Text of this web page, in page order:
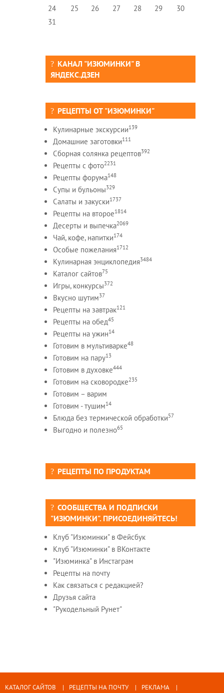
24
25 26 27 28 29
30
31
КАНАЛ "ИЗЮМИНКИ" В
ЯНДЕКС.ДЗЕН
РЕЦЕПТЫ ОТ "ИЗЮМИНКИ"
Кулинарные экскурсии139
Домашние заготовки111
Сборная солянка рецептов392
Рецепты c фото2231
Рецепты форума148
Супы и бульоны329
Салаты и закуски1737
Рецепты на второе1814
Десерты и выпечка2069
Чай, кофе, напитки174
Особые пожелания1712
Кулинарная энциклопедия3484
Каталог сайтов75
Игры, конкурсы372
Вкусно шутим37
Рецепты на завтрак121
Рецепты на обед45
Рецепты на ужин14
Готовим в мультиварке48
Готовим на пару13
Готовим в духовке444
Готовим на сковородке235
Готовим – варим
Готовим - тушим14
Блюда без термической обработки57
Выгодно и полезно65
РЕЦЕПТЫ ПО ПРОДУКТАМ
СООБЩЕСТВА И ПОДПИСКИ
"ИЗЮМИНКИ". ПРИСОЕДИНЯЙТЕСЬ!
Клуб "Изюминки" в Фейсбук
Клуб "Изюминки" в ВКонтакте
"Изюминка" в Инстаграм
Рецепты на почту
Как связаться с редакцией?
Друзья сайта
"Рукодельный Рунет"
КАТАЛОГ САЙТОВ РЕЦЕПТЫ НА ПОЧТУ
РЕКЛАМА